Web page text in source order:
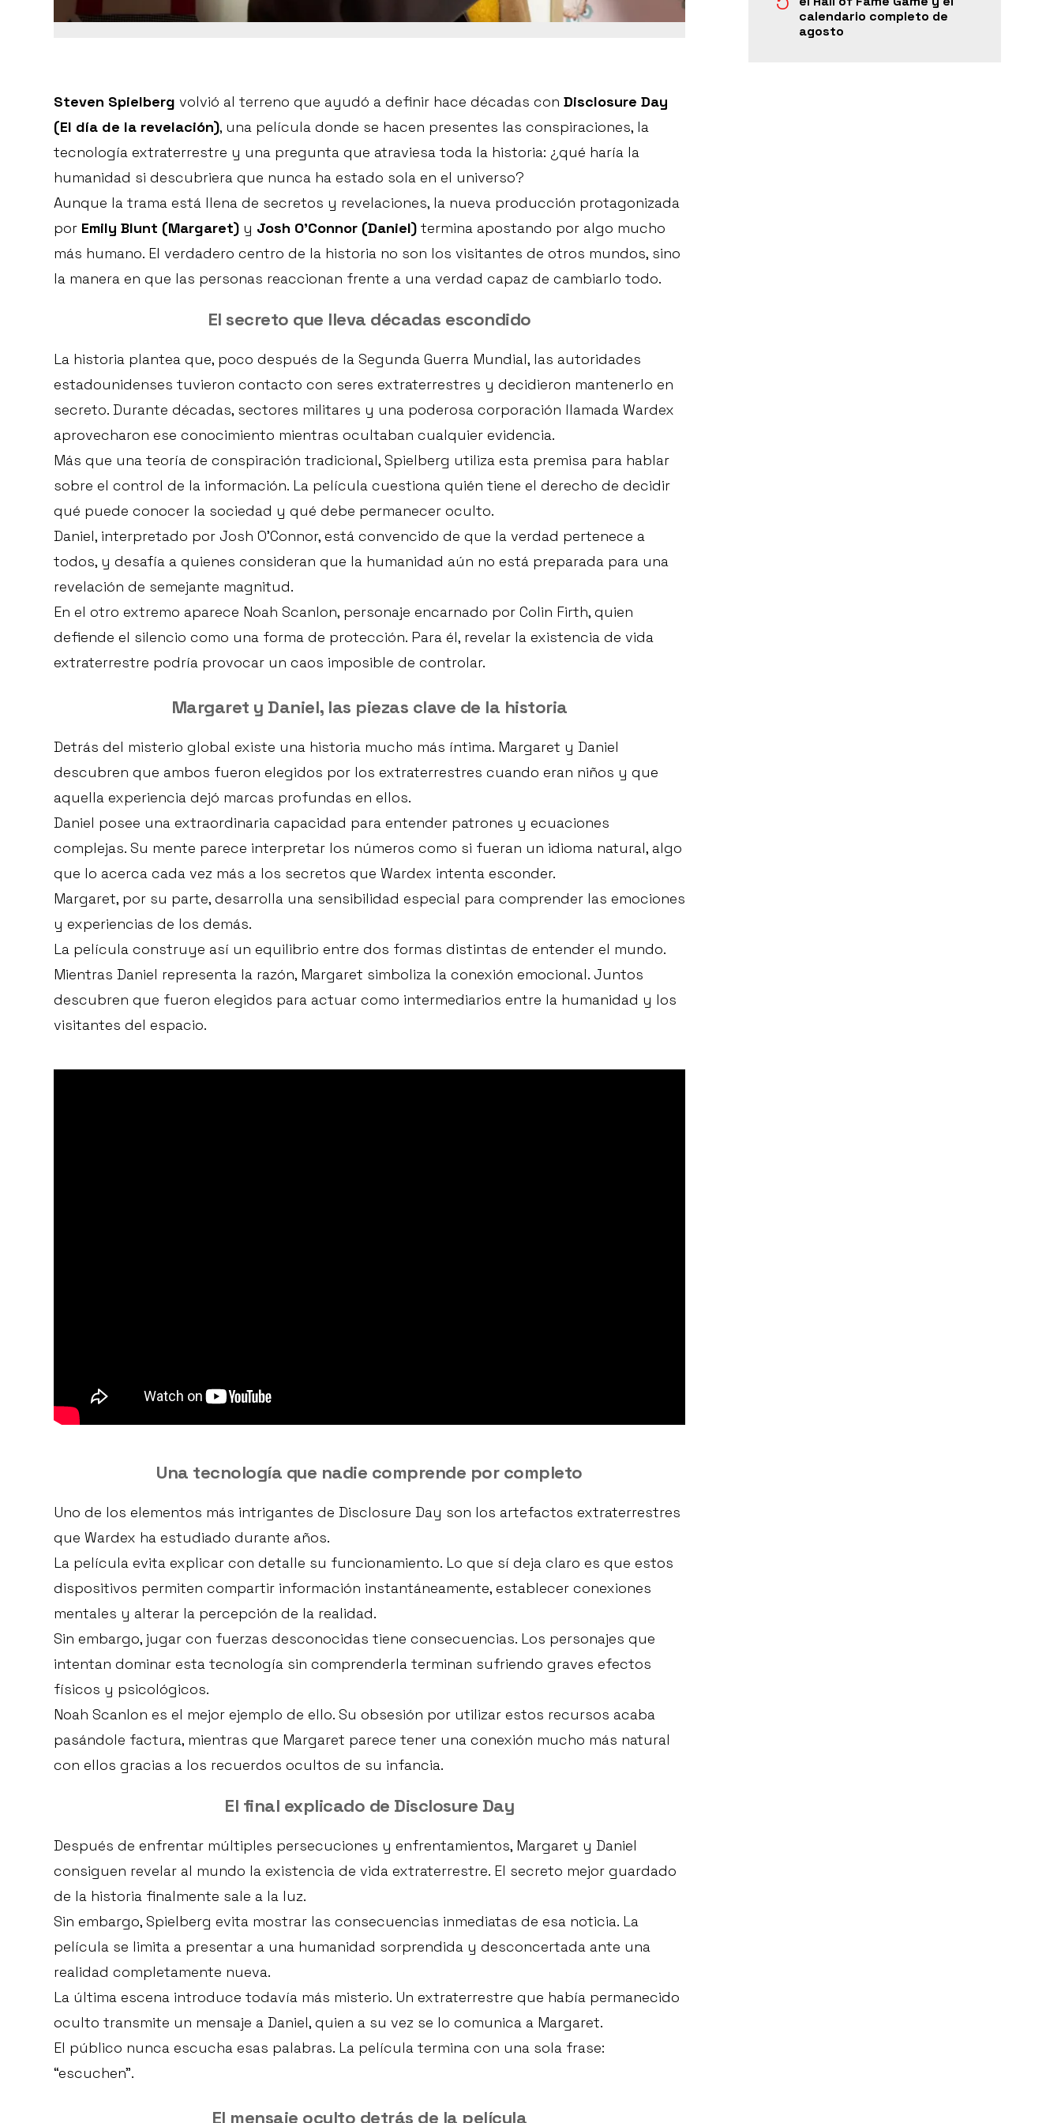
Steven Spielberg volvió al terreno que ayudó a definir hace décadas con Disclosure Day
(El día de la revelación), una película donde se hacen presentes las conspiraciones, la
tecnología extraterrestre y una pregunta que atraviesa toda la historia: ¿qué haría la
humanidad si descubriera que nunca ha estado sola en el universo?
Aunque la trama está llena de secretos y revelaciones, la nueva producción protagonizada
por Emily Blunt (Margaret) y Josh O’Connor (Daniel) termina apostando por algo mucho
más humano. El verdadero centro de la historia no son los visitantes de otros mundos, sino
la manera en que las personas reaccionan frente a una verdad capaz de cambiarlo todo.
El secreto que lleva décadas escondido
La historia plantea que, poco después de la Segunda Guerra Mundial, las autoridades
estadounidenses tuvieron contacto con seres extraterrestres y decidieron mantenerlo en
secreto. Durante décadas, sectores militares y una poderosa corporación llamada Wardex
aprovecharon ese conocimiento mientras ocultaban cualquier evidencia.
Más que una teoría de conspiración tradicional, Spielberg utiliza esta premisa para hablar
sobre el control de la información. La película cuestiona quién tiene el derecho de decidir
qué puede conocer la sociedad y qué debe permanecer oculto.
Daniel, interpretado por Josh O’Connor, está convencido de que la verdad pertenece a
todos, y desafía a quienes consideran que la humanidad aún no está preparada para una
revelación de semejante magnitud.
En el otro extremo aparece Noah Scanlon, personaje encarnado por Colin Firth, quien
defiende el silencio como una forma de protección. Para él, revelar la existencia de vida
extraterrestre podría provocar un caos imposible de controlar.
Margaret y Daniel, las piezas clave de la historia
Detrás del misterio global existe una historia mucho más íntima. Margaret y Daniel
descubren que ambos fueron elegidos por los extraterrestres cuando eran niños y que
aquella experiencia dejó marcas profundas en ellos.
Daniel posee una extraordinaria capacidad para entender patrones y ecuaciones
complejas. Su mente parece interpretar los números como si fueran un idioma natural, algo
que lo acerca cada vez más a los secretos que Wardex intenta esconder.
Margaret, por su parte, desarrolla una sensibilidad especial para comprender las emociones
y experiencias de los demás.
La película construye así un equilibrio entre dos formas distintas de entender el mundo.
Mientras Daniel representa la razón, Margaret simboliza la conexión emocional. Juntos
descubren que fueron elegidos para actuar como intermediarios entre la humanidad y los
visitantes del espacio.
Una tecnología que nadie comprende por completo
Uno de los elementos más intrigantes de Disclosure Day son los artefactos extraterrestres
que Wardex ha estudiado durante años.
La película evita explicar con detalle su funcionamiento. Lo que sí deja claro es que estos
dispositivos permiten compartir información instantáneamente, establecer conexiones
mentales y alterar la percepción de la realidad.
Sin embargo, jugar con fuerzas desconocidas tiene consecuencias. Los personajes que
intentan dominar esta tecnología sin comprenderla terminan sufriendo graves efectos
físicos y psicológicos.
Noah Scanlon es el mejor ejemplo de ello. Su obsesión por utilizar estos recursos acaba
pasándole factura, mientras que Margaret parece tener una conexión mucho más natural
con ellos gracias a los recuerdos ocultos de su infancia.
El final explicado de Disclosure Day
Después de enfrentar múltiples persecuciones y enfrentamientos, Margaret y Daniel
consiguen revelar al mundo la existencia de vida extraterrestre. El secreto mejor guardado
de la historia finalmente sale a la luz.
Sin embargo, Spielberg evita mostrar las consecuencias inmediatas de esa noticia. La
película se limita a presentar a una humanidad sorprendida y desconcertada ante una
realidad completamente nueva.
La última escena introduce todavía más misterio. Un extraterrestre que había permanecido
oculto transmite un mensaje a Daniel, quien a su vez se lo comunica a Margaret.
El público nunca escucha esas palabras. La película termina con una sola frase:
“escuchen”.
El mensaje oculto detrás de la película
calendario completo de
agosto